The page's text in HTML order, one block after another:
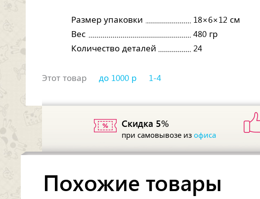
Размер упаковки
18×6×12 см
Вес
480 гр
Количество деталей
24
Этот товар до 1000 р 1-4
Скидка 5%
при самовывозе изофиса
Похожие товары